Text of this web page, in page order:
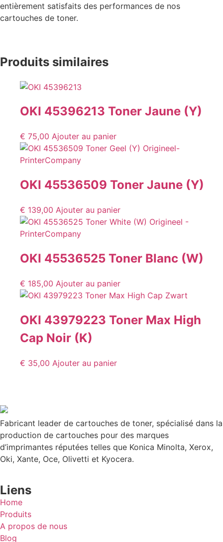
entièrement satisfaits des performances de nos
cartouches de toner.
Produits similaires
OKI 45396213 Toner Jaune (Y)
€ 75,00 Ajouter au panier
OKI 45536509 Toner Jaune (Y)
€ 139,00 Ajouter au panier
OKI 45536525 Toner Blanc (W)
€ 185,00 Ajouter au panier
OKI 43979223 Toner Max High
Cap Noir (K)
€ 35,00 Ajouter au panier
Fabricant leader de cartouches de toner, spécialisé dans la
production de cartouches pour des marques
d’imprimantes réputées telles que Konica Minolta, Xerox,
Oki, Xante, Oce, Olivetti et Kyocera.
Liens
Home
Produits
A propos de nous
Blog